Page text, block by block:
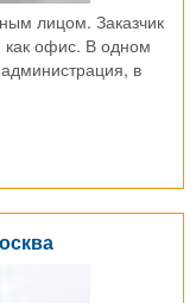
лицом. Заказчик
как офис. В одном
в